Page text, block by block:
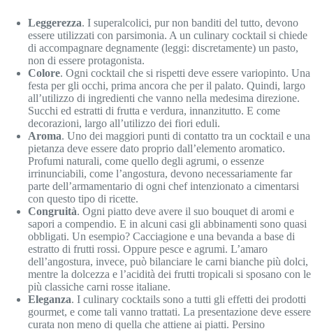
Leggerezza. I superalcolici, pur non banditi del tutto, devono
essere utilizzati con parsimonia. A un culinary cocktail si chiede
di accompagnare degnamente (leggi: discretamente) un pasto,
non di essere protagonista.
Colore. Ogni cocktail che si rispetti deve essere variopinto. Una
festa per gli occhi, prima ancora che per il palato. Quindi, largo
all’utilizzo di ingredienti che vanno nella medesima direzione.
Succhi ed estratti di frutta e verdura, innanzitutto. E come
decorazioni, largo all’utilizzo dei fiori eduli.
Aroma. Uno dei maggiori punti di contatto tra un cocktail e una
pietanza deve essere dato proprio dall’elemento aromatico.
Profumi naturali, come quello degli agrumi, o essenze
irrinunciabili, come l’angostura, devono necessariamente far
parte dell’armamentario di ogni chef intenzionato a cimentarsi
con questo tipo di ricette.
Congruità. Ogni piatto deve avere il suo bouquet di aromi e
sapori a compendio. E in alcuni casi gli abbinamenti sono quasi
obbligati. Un esempio? Cacciagione e una bevanda a base di
estratto di frutti rossi. Oppure pesce e agrumi. L’amaro
dell’angostura, invece, può bilanciare le carni bianche più dolci,
mentre la dolcezza e l’acidità dei frutti tropicali si sposano con le
più classiche carni rosse italiane.
Eleganza. I culinary cocktails sono a tutti gli effetti dei prodotti
gourmet, e come tali vanno trattati. La presentazione deve essere
curata non meno di quella che attiene ai piatti. Persino